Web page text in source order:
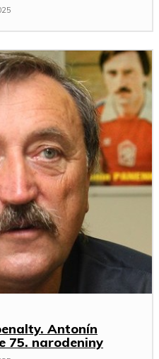
Antonín
75. narodeniny